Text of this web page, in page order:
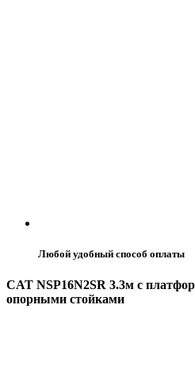
Любой удобный способ оплаты
CAT NSP16N2SR 3.3м с
опорными стойками